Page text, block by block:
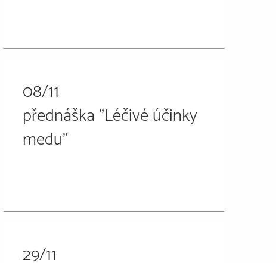
08/11
přednáška "Léčivé účinky
medu"
29/11